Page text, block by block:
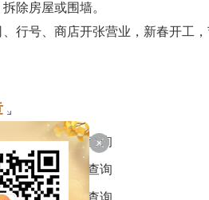
除房屋或围墙。
行号、商店开张营业，新春开工，
24日黄道吉日查询
22日黄道吉日查询
20日黄道吉日查询